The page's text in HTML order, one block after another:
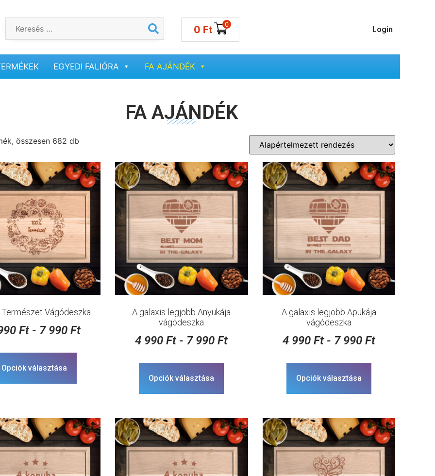
0 Ft 0
Login
EGYEDI FALIÓRA FA AJÁNDÉK
FA AJÁNDÉK
összesen 682 db
Vágódeszka
Ft - 7 990Ft
Opciók választása
A galaxis legjobb Anyukája
vágódeszka
4 990Ft - 7 990Ft
Opciók választása
A galaxis legjobb Apukája
vágódeszka
4 990 Ft- 7 990 Ft
Opciók választása